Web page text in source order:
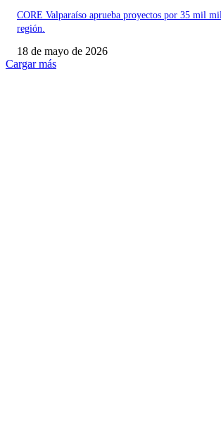
CORE Valparaíso aprueba proyectos por 35 mil
región.
18 de mayo de 2026
Cargar más